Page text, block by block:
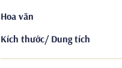
Hoa văn
Kích thước/ Dung tích